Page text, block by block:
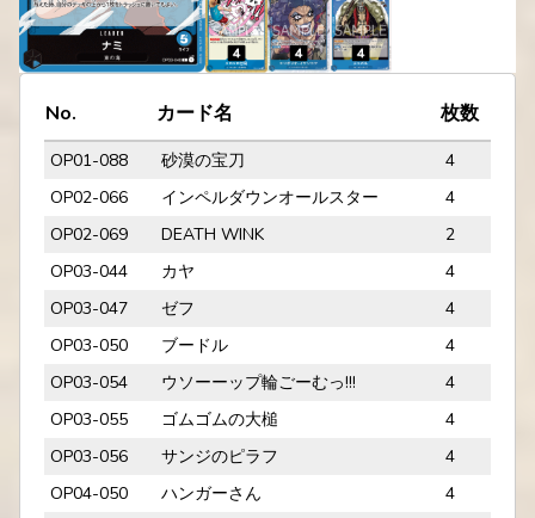
No. カード名 枚数
OP01-088 砂漠の宝刀
4
OP02-066
インペルダウンオールスター
4
OP02-069
DEATH WINK
2
OP03-044
カヤ
4
OP03-047
ゼフ
4
OP03-050
ブードル
4
OP03-054
ウソーーップ輪ごーむっ!!!
4
OP03-055
ゴムゴムの大槌
4
OP03-056
サンジのピラフ
4
OP04-050
ハンガーさん
4